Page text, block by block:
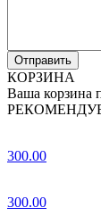
КОРЗИНА
Ваша корзина
300.00
300.00